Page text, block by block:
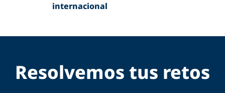
internacional
Resolvemos tus retos